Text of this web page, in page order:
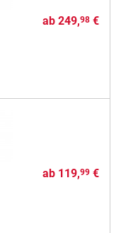
ab 249,98€
ab 119,99€